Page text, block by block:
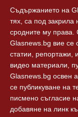
Съдържанието на
тях, са под закрила
сродните му права.
Glasnews.bg вие се
статии, репортажи,
видео материали,
Glasnews.bg освен
се публикуване на
писмено съгласие
добавяне на линк